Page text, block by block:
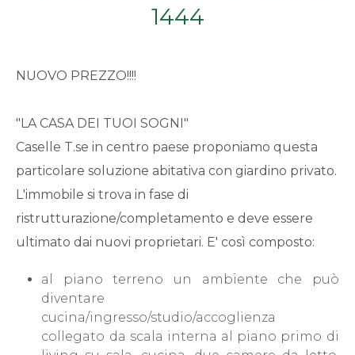
1444
NUOVO PREZZO!!!!
"LA CASA DEI TUOI SOGNI"
Caselle T.se in centro paese proponiamo questa
particolare soluzione abitativa con giardino privato.
L'immobile si trova in fase di
ristrutturazione/completamento e deve essere
ultimato dai nuovi proprietari. E' così composto:
al piano terreno un ambiente che può
diventare
cucina/ingresso/studio/accoglienza
collegato da scala interna al piano primo di
4
5
5+